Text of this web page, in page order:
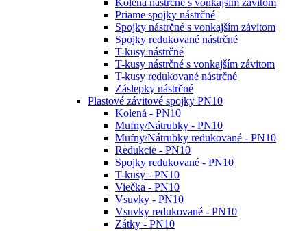
Priame spojky nástrčné
Spojky nástrčné s vonkajším závitom
Spojky redukované nástrčné
T-kusy nástrčné
T-kusy nástrčné s vonkajším závitom
T-kusy redukované nástrčné
Záslepky nástrčné
Plastové závitové spojky PN10
Kolená - PN10
Mufny/Nátrubky - PN10
Mufny/Nátrubky redukované - PN10
Redukcie - PN10
Spojky redukované - PN10
T-kusy - PN10
Viečka - PN10
Vsuvky - PN10
Vsuvky redukované - PN10
Zátky - PN10